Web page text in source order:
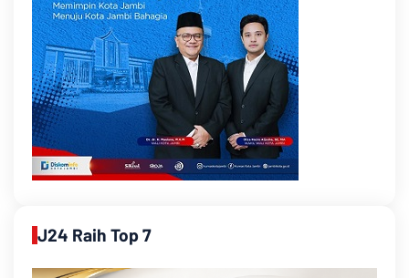
J24 Raih Top 7